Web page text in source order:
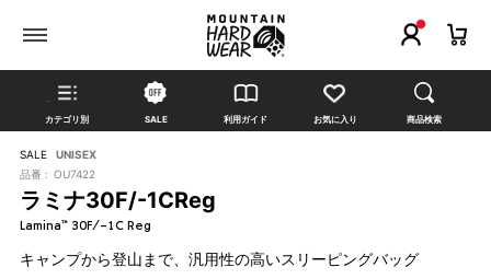
カテゴリ別 SALE 利用ガイド お気に入り 商品検索
SALE
UNISEX
品番 : OU7422
ラミナ30F/-1CReg
Lamina™ 30F/-1C Reg
キャンプから登山まで、汎用性の高いスリーピングバッグ